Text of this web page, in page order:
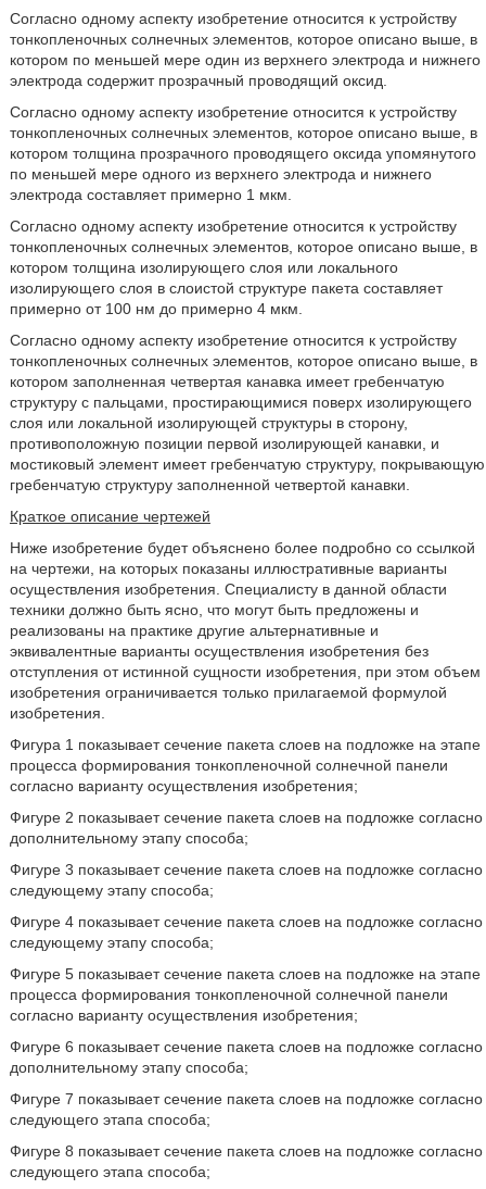
Согласно одному аспекту изобретение относится к устройству
тонкопленочных солнечных элементов, которое описано выше, в
котором по меньшей мере один из верхнего электрода и нижнего
электрода содержит прозрачный проводящий оксид.
Согласно одному аспекту изобретение относится к устройству
тонкопленочных солнечных элементов, которое описано выше, в
котором толщина прозрачного проводящего оксида упомянутого
по меньшей мере одного из верхнего электрода и нижнего
электрода составляет примерно 1 мкм.
Согласно одному аспекту изобретение относится к устройству
тонкопленочных солнечных элементов, которое описано выше, в
котором толщина изолирующего слоя или локального
изолирующего слоя в слоистой структуре пакета составляет
примерно от 100 нм до примерно 4 мкм.
Согласно одному аспекту изобретение относится к устройству
тонкопленочных солнечных элементов, которое описано выше, в
котором заполненная четвертая канавка имеет гребенчатую
структуру с пальцами, простирающимися поверх изолирующего
слоя или локальной изолирующей структуры в сторону,
противоположную позиции первой изолирующей канавки, и
мостиковый элемент имеет гребенчатую структуру, покрывающую
гребенчатую структуру заполненной четвертой канавки.
Краткое описание чертежей
Ниже изобретение будет объяснено более подробно со ссылкой
на чертежи, на которых показаны иллюстративные варианты
осуществления изобретения. Специалисту в данной области
техники должно быть ясно, что могут быть предложены и
реализованы на практике другие альтернативные и
эквивалентные варианты осуществления изобретения без
отступления от истинной сущности изобретения, при этом объем
изобретения ограничивается только прилагаемой формулой
изобретения.
Фигура 1 показывает сечение пакета слоев на подложке на этапе
процесса формирования тонкопленочной солнечной панели
согласно варианту осуществления изобретения;
Фигуре 2 показывает сечение пакета слоев на подложке согласно
дополнительному этапу способа;
Фигуре 3 показывает сечение пакета слоев на подложке согласно
следующему этапу способа;
Фигуре 4 показывает сечение пакета слоев на подложке согласно
следующему этапу способа;
Фигуре 5 показывает сечение пакета слоев на подложке на этапе
процесса формирования тонкопленочной солнечной панели
согласно варианту осуществления изобретения;
Фигуре 6 показывает сечение пакета слоев на подложке согласно
дополнительному этапу способа;
Фигуре 7 показывает сечение пакета слоев на подложке согласно
следующего этапа способа;
Фигуре 8 показывает сечение пакета слоев на подложке согласно
следующего этапа способа;